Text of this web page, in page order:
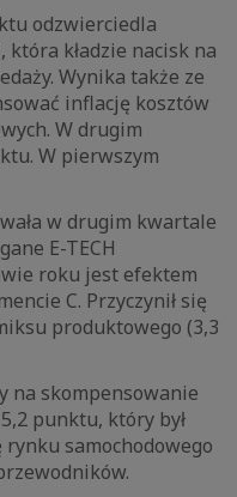
odzwierciedla
kładzie nacisk na
Wynika także ze
inflację kosztów
W drugim
W pierwszym
w drugim kwartale
E-TECH
roku jest efektem
C. Przyczynił się
produktowego (3,3
na skompensowanie
punktu, który był
samochodowego